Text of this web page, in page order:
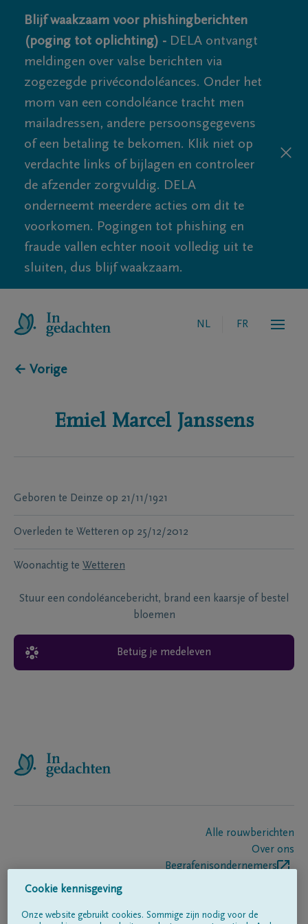
Blijf waakzaam voor phishingberichten
(poging tot oplichting) - DELA ontvangt
meldingen over valse berichten via
zogezegde privécondoléances. Onder het
mom van een condoléance tracht men
mailadressen, andere persoonsgegevens
of een betaling te bekomen. Klik niet op
verdachte links of bijlagen en controleer
de afzender zorgvuldig. DELA
onderneemt meerdere acties om dit te
voorkomen. Pogingen tot phishing en
fraude vallen echter nooit volledig uit te
sluiten, dus blijf waakzaam.
NL FR
← Vorige
Emiel Marcel Janssens
Geboren te Deinze op 21/11/1921
Overleden te Wetteren op 25/12/2012
Woonachtig te Wetteren
Stuur een condoléancebericht, brand een kaarsje of bestel
bloemen
Betuig je medeleven
Alle rouwberichten
Over ons
Begrafenisondernemers
Cookie kennisgeving
Onze website gebruikt cookies. Sommige zijn nodig voor de